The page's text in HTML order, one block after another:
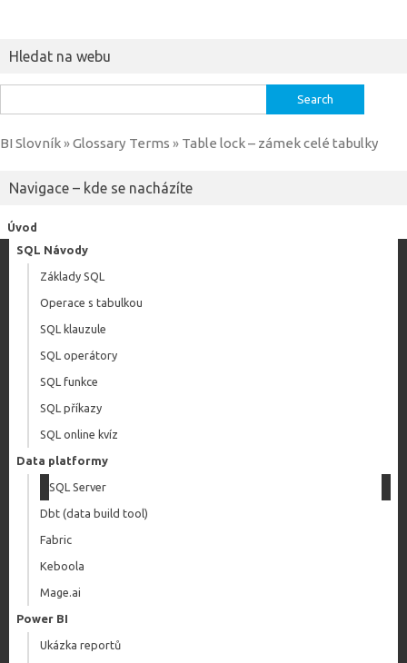
Hledat na webu
for:
BI Slovník»Glossary Terms » Table lock – zámek celé tabulky
Navigace – kde se nacházíte
Úvod
SQL Návody
Základy SQL
Operace s tabulkou
SQL klauzule
SQL operátory
SQL funkce
SQL příkazy
SQL online kvíz
Data platformy
SQL Server
Dbt (data build tool)
Fabric
Keboola
Mage.ai
Power BI
Ukázka reportů